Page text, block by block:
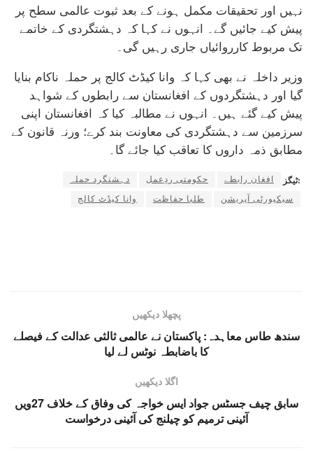
نہیں اور تحقیقات مکمل ہونے کے بعد ثبوت عالمی سطح پر
پیش کیے جائیں گے۔ انہوں نے کہا کہ دہشتگردی کے خاتمے
تک مربوط کارروائیاں جاری رہیں گی۔
وزیر داخلہ نے بھی کہا کہ وانا کیڈٹ کالج پر حملہ ناکام بنایا
گیا اور دہشتگردوں کے افغانستان سے رابطوں کے شواہد
پیش کیے گئے ہیں۔ انہوں نے مطالبہ کیا کہ افغانستان اپنی
سرزمین سے دہشتگردی کی معاونت بند کرے؛ ورنہ قانون کے
مطابق ذمہ داروں کا تعاقب کیا جائے گا۔
ٹیگز: افغان رابطے حکومتی ردِعمل
دہشتگرد حملہ
سیکیورٹی آپریشن
طلبا حفاظت وانا کیڈٹ کالج
پچھلا دیکھیں
سندھ طاس معاہدہ: پاکستان نے عالمی ثالثی عدالت کے فیصلے
کا باضابطہ نوٹس لے لیا
اگلا دیکھیں
سابق چیف جسٹس جواد ایس خواجہ کی وفاق کے خلاف 27ویں
آئینی ترمیم کو چیلنج کی آئینی درخواست